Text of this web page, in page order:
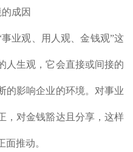
业观、用人观、金钱观”这
人生观，它会直接或间接的
的影响企业的环境。对事业
，对金钱豁达且分享，这样
推动。